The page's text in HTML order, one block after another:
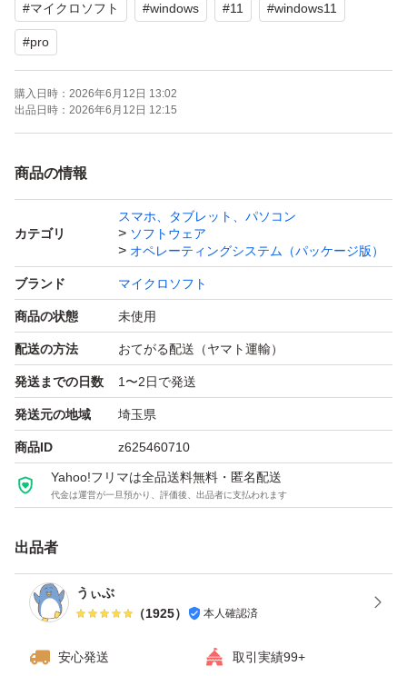
です。
インストールから認証完了まで、サポートいたします。
#マイクロソフト #windows #11 #windows11
#pro
購入日時： 2026年6月12日 13:02
出品日時： 2026年6月12日 12:15
商品の情報
カテゴリ
スマホ、タブレット、パソコン
ソフトウェア
オペレーティングシステム（パッケージ版）
ブランド マイクロソフト
商品の状態 未使用
配送の方法 おてがる配送（ヤマト運輸）
発送までの日数 1〜2日で発送
発送元の地域 埼玉県
商品ID z625460710
Yahoo!フリマは全品送料無料・匿名配送
代金は運営が一旦預かり、評価後、出品者に支払われます
出品者
うぃぶ
（1925） 本人確認済
安心発送 取引実績99+